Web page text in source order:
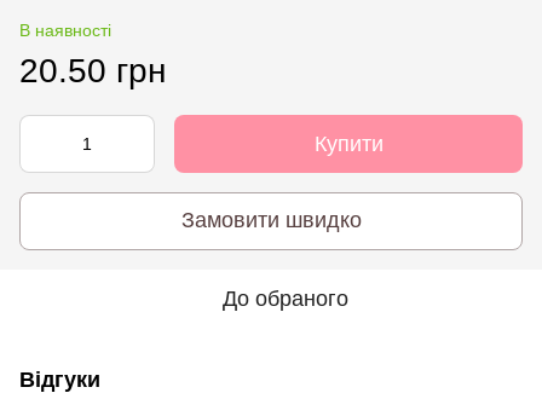
В наявності
20.50 грн
Купити
Замовити швидко
До обраного
Відгуки